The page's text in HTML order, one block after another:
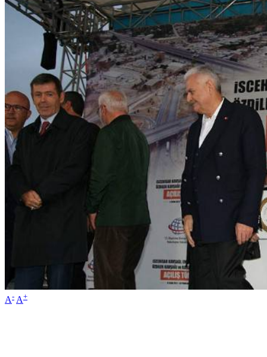
A- A+